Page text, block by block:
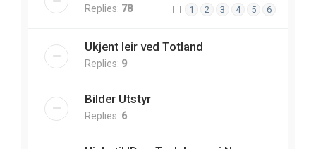
Replies: 78 1 2 3 4 5 6
Ukjent leir ved Totland
Replies: 9
Bilder Utstyr
Replies: 6